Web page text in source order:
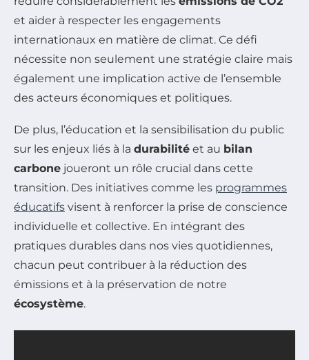
et aider à respecter les engagements
internationaux en matière de climat. Ce défi
nécessite non seulement une stratégie claire mais
également une implication active de l’ensemble
des acteurs économiques et politiques.
De plus, l’éducation et la sensibilisation du public
sur les enjeux liés à la durabilité et au bilan
carbone joueront un rôle crucial dans cette
transition. Des initiatives comme les programmes
éducatifs visent à renforcer la prise de conscience
individuelle et collective. En intégrant des
pratiques durables dans nos vies quotidiennes,
chacun peut contribuer à la réduction des
émissions et à la préservation de notre
écosystème.